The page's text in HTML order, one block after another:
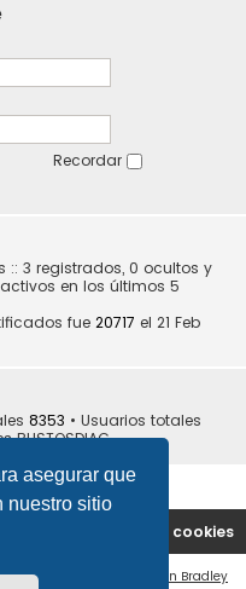
asegurar que
nuestro sitio
Recordar
3 registrados, 0 ocultos y
en los últimos 5
fue 20717 el 21 Feb
8353 • Usuarios totales
BUSTOSDIAG
Borrar cookies
Ian Bradley